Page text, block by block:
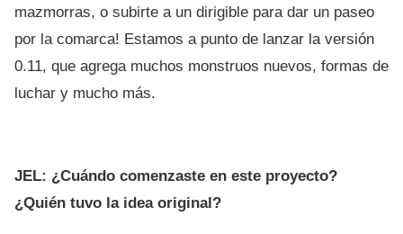
mazmorras, o subirte a un dirigible para dar un paseo
por la comarca! Estamos a punto de lanzar la versión
0.11, que agrega muchos monstruos nuevos, formas de
luchar y mucho más.
JEL: ¿Cuándo comenzaste en este proyecto?
¿Quién tuvo la idea original?